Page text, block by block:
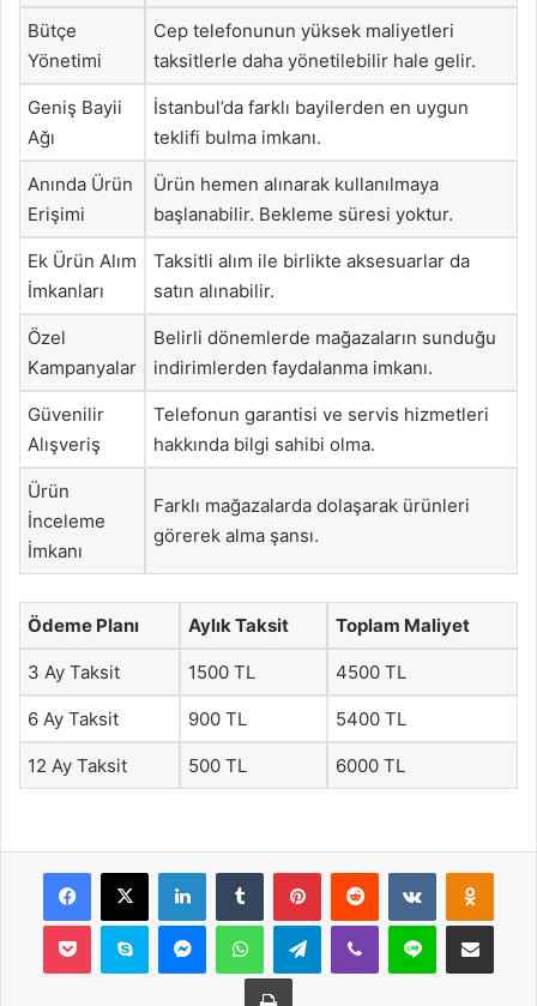
Bütçe
Yönetimi
Cep telefonunun yüksek maliyetleri
taksitlerle daha yönetilebilir hale gelir.
Geniş Bayii
Ağı
İstanbul’da farklı bayilerden en uygun
teklifi bulma imkanı.
Anında Ürün
Erişimi
Ürün hemen alınarak kullanılmaya
başlanabilir. Bekleme süresi yoktur.
Ek Ürün Alım
İmkanları
Taksitli alım ile birlikte aksesuarlar da
satın alınabilir.
Özel
Kampanyalar
Belirli dönemlerde mağazaların sunduğu
indirimlerden faydalanma imkanı.
Güvenilir
Alışveriş
Telefonun garantisi ve servis hizmetleri
hakkında bilgi sahibi olma.
Ürün
İnceleme
İmkanı
Farklı mağazalarda dolaşarak ürünleri
görerek alma şansı.
Ödeme Planı Aylık Taksit Toplam Maliyet
3 Ay Taksit 1500 TL 4500 TL
6 Ay Taksit 900 TL 5400 TL
12 Ay Taksit 500 TL 6000 TL
Facebook
X LinkedInTumblr PinterestReddit VKontakte
Pocket Skype MessengerWhatsAppTelegramViber Line E-Posta ile
Yazdır